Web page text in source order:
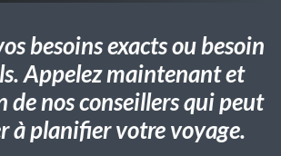
besoins exacts ou besoin
Appelez maintenant et
de nos conseillers qui peut
à planifier votre voyage.